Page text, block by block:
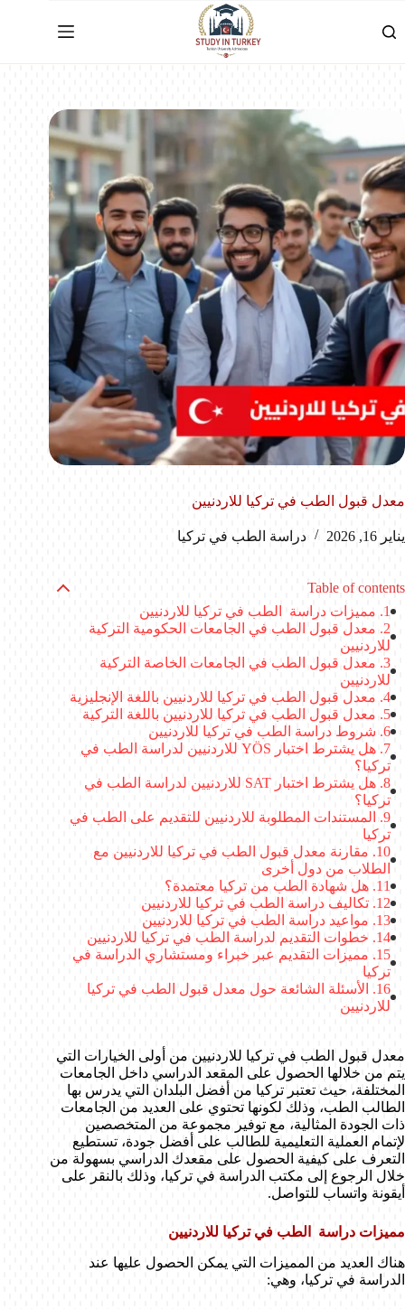
إلى
المحتوى
معدل قبول الطب في تركيا للاردنيين
يناير 16, 2026 دراسة الطب في تركيا
Table of contents
مميزات دراسة الطب في تركيا للاردنيين
معدل قبول الطب في الجامعات الحكومية التركية
للاردنيين
معدل قبول الطب في الجامعات الخاصة التركية
للاردنيين
معدل قبول الطب في تركيا للاردنيين باللغة الإنجليزية
معدل قبول الطب في تركيا للاردنيين باللغة التركية
شروط دراسة الطب في تركيا للاردنيين
هل يشترط اختبار YÖS للاردنيين لدراسة الطب في
تركيا؟
هل يشترط اختبار SAT للاردنيين لدراسة الطب في
تركيا؟
المستندات المطلوبة للاردنيين للتقديم على الطب في
تركيا
مقارنة معدل قبول الطب في تركيا للاردنيين مع
الطلاب من دول أخرى
هل شهادة الطب من تركيا معتمدة؟
تكاليف دراسة الطب في تركيا للاردنيين
مواعيد دراسة الطب في تركيا للاردنيين
خطوات التقديم لدراسة الطب في تركيا للاردنيين
مميزات التقديم عبر خبراء ومستشاري الدراسة في
تركيا
الأسئلة الشائعة حول معدل قبول الطب في تركيا
للاردنيين
معدل قبول الطب في تركيا للاردنيين من أولى الخيارات التي
يتم من خلالها الحصول على المقعد الدراسي داخل الجامعات
المختلفة، حيث تعتبر تركيا من أفضل البلدان التي يدرس بها
الطالب الطب، وذلك لكونها تحتوي على العديد من الجامعات
ذات الجودة المثالية، مع توفير مجموعة من المتخصصين
لإتمام العملية التعليمية للطالب على أفضل جودة، تستطيع
التعرف على كيفية الحصول على مقعدك الدراسي بسهولة من
خلال الرجوع إلى مكتب الدراسة في تركيا، وذلك بالنقر على
أيقونة واتساب للتواصل.
مميزات دراسة الطب في تركيا للاردنيين
هناك العديد من المميزات التي يمكن الحصول عليها عند
الدراسة في تركيا، وهي: